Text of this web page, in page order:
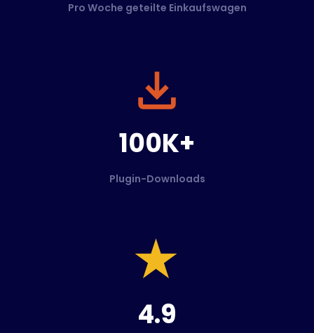
Pro Woche geteilte Einkaufswagen
100K+
Plugin-Downloads
4.9